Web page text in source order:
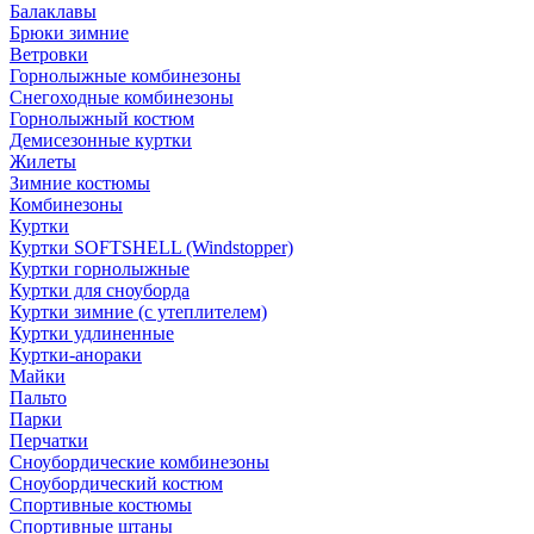
Балаклавы
Брюки зимние
Ветровки
Горнолыжные комбинезоны
Снегоходные комбинезоны
Горнолыжный костюм
Демисезонные куртки
Жилеты
Зимние костюмы
Комбинезоны
Куртки
Куртки SOFTSHELL (Windstopper)
Куртки горнолыжные
Куртки для сноуборда
Куртки зимние (с утеплителем)
Куртки удлиненные
Куртки-анораки
Майки
Пальто
Парки
Перчатки
Сноубордические комбинезоны
Сноубордический костюм
Спортивные костюмы
Спортивные штаны